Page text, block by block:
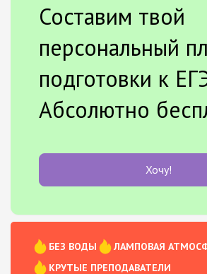
Составим твой
персональный
подготовки к
Абсолютно
Хочу!
БЕЗ ВОДЫ
ЛАМПОВАЯ
КРУТЫЕ ПРЕПОДАВАТЕЛИ